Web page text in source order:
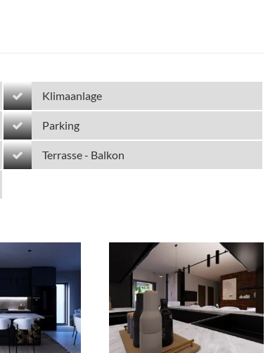
Klimaanlage
Parking
Terrasse - Balkon